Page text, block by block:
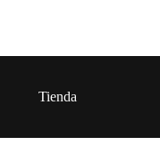
Tienda